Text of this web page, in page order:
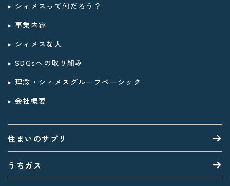
▸ シィメスって何だろう？
▸ 事業内容
▸ シィメスな人
▸ SDGsへの取り組み
▸ 理念・シィメスグループベーシック
▸ 会社概要
住まいのサプリ
うちガス